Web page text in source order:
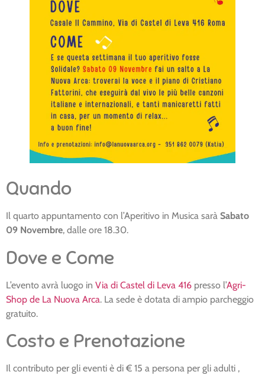
Quando
Il quarto appuntamento con l’Aperitivo in Musica sarà Sabato
09 Novembre, dalle ore 18.30.
Dove e Come
L’evento avrà luogo in Via di Castel di Leva 416 presso l’Agri-
Shop de La Nuova Arca. La sede è dotata di ampio parcheggio
gratuito.
Costo e Prenotazione
Il contributo per gli eventi è di € 15 a persona per gli adulti ,